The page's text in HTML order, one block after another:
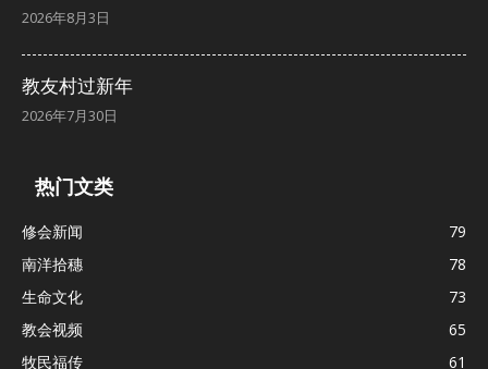
2026年8月3日
教友村过新年
2026年7月30日
热门文类
修会新闻
79
南洋拾穗
78
生命文化
73
教会视频
65
牧民福传
61